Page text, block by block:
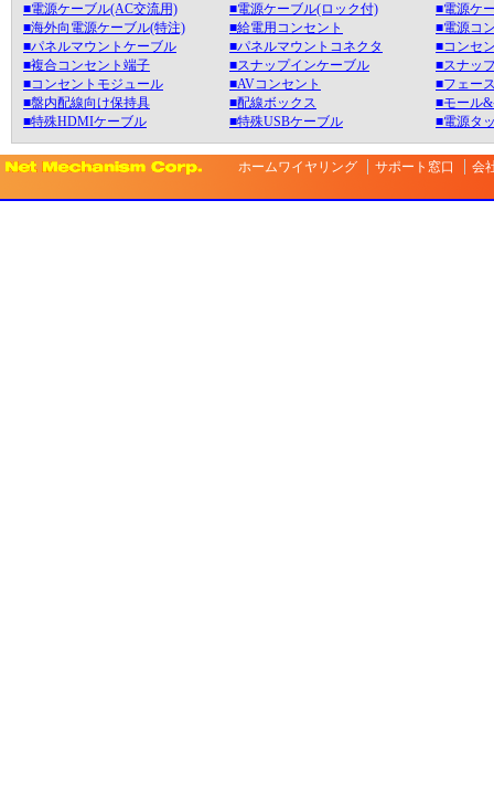
■電源ケーブル(AC交流用) ■電源ケーブル(ロック付)
■電源ケ
■海外向電源ケーブル(特注)
■給電用コンセント
■電源コ
■パネルマウントケーブル
■パネルマウントコネクタ
■コンセ
■複合コンセント端子
■スナップインケーブル
■スナッ
■コンセントモジュール
■AVコンセント
■フェー
■盤内配線向け保持具
■配線ボックス
■モール
■特殊HDMIケーブル
■特殊USBケーブル ■電源タ
ホームワイヤリング サポート窓口 会